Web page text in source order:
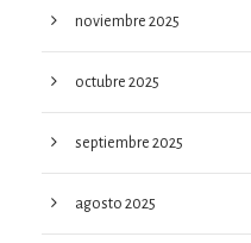
noviembre 2025
octubre 2025
septiembre 2025
agosto 2025